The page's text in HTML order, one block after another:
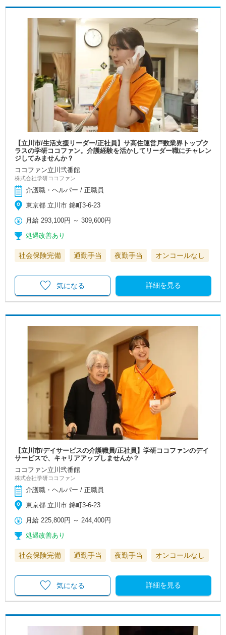
【立川市/生活支援リーダー/正社員】サ高住運営戸数業界トップク
ラスの学研ココファン。介護経験を活かしてリーダー職にチャレン
ジしてみませんか？
ココファン立川弐番館
株式会社学研ココファン
介護職・ヘルパー / 正職員
東京都 立川市 錦町3-6-23
月給 293,100円 ～309,600円
処遇改善あり
社会保険完備 通勤手当 夜勤手当 オンコールなし
詳細を見る
気になる
【立川市/デイサービスの介護職員/正社員】学研ココファンのデイ
サービスで、キャリアアップしませんか？
ココファン立川弐番館
株式会社学研ココファン
介護職・ヘルパー / 正職員
東京都 立川市 錦町3-6-23
月給 225,800円 ～ 244,400円
処遇改善あり
社会保険完備 通勤手当 夜勤手当 オンコールなし
詳細を見る
気になる